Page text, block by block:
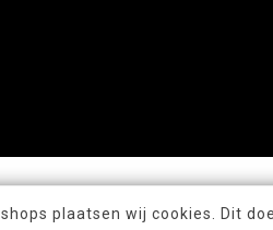
plaatsen wij cookies. Dit